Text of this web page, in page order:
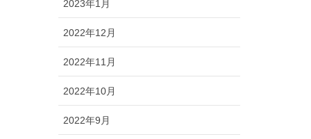
2023年1月
2022年12月
2022年11月
2022年10月
2022年9月